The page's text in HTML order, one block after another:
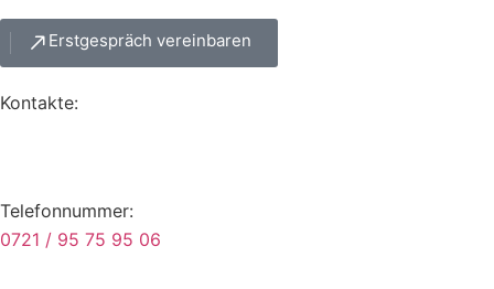
Erstgespräch vereinbaren
Kontakte:
Telefonnummer:
0721 / 95 75 95 06